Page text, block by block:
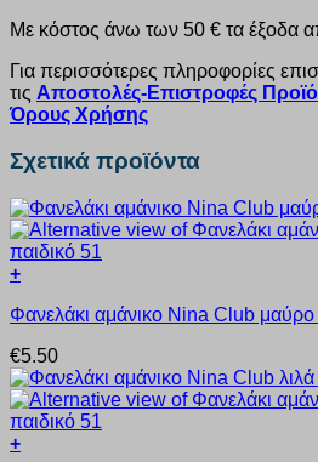
Με κόστος άνω των 50 € τα έξοδα
Για περισσότερες πληροφορίες
τις Αποστολές-Επιστροφές
Όρους Χρήσης
Σχετικά προϊόντα
+
το
έχει
πολλαπλές
παραλλαγές.
Οι
επιλογές
Φανελάκι αμάνικο Nina Club μαύρο
€5.50
+